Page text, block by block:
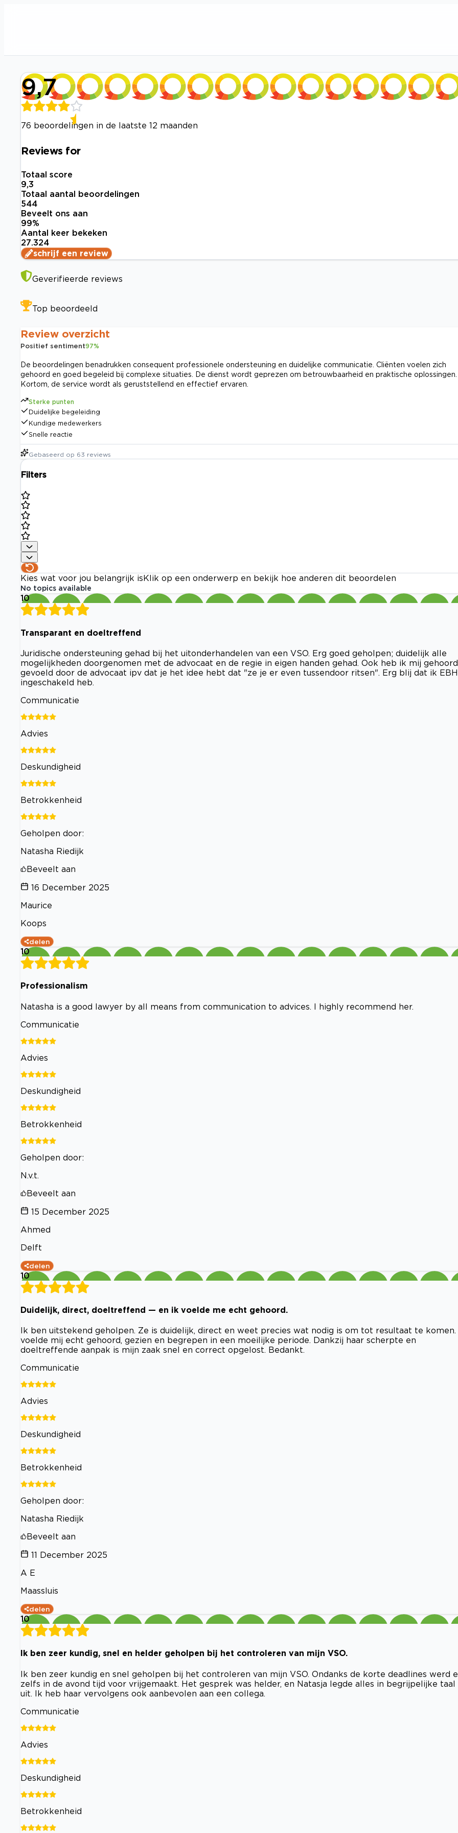
9,7
76 beoordelingen in de laatste 12 maanden
Reviews for
Totaal score
9,3
Totaal aantal beoordelingen
544
Beveelt ons aan
99%
Aantal keer bekeken
27.324
schrijf een review
Geverifieerde reviews
Top beoordeeld
Review overzicht
Positief sentiment97%
De beoordelingen benadrukken consequent professionele ondersteuning en duidelijke communicatie. Cliënten voelen zich
gehoord en goed begeleid bij complexe situaties. De dienst wordt geprezen om betrouwbaarheid en praktische oplossingen.
Kortom, de service wordt als geruststellend en effectief ervaren.
Sterke punten
Duidelijke begeleiding
Kundige medewerkers
Snelle reactie
Gebaseerd op 63 reviews
Filters
Kies wat voor jou belangrijk is Klik op een onderwerp en bekijk hoe anderen dit beoordelen
No topics available
10
Transparant en doeltreffend
Juridische ondersteuning gehad bij het uitonderhandelen van een VSO. Erg goed geholpen; duidelijk alle
mogelijkheden doorgenomen met de advocaat en de regie in eigen handen gehad. Ook heb ik mij gehoord
gevoeld door de advocaat ipv dat je het idee hebt dat "ze je er even tussendoor ritsen". Erg blij dat ik EBH
ingeschakeld heb.
Communicatie
Advies
Deskundigheid
Betrokkenheid
Geholpen door:
Natasha Riedijk
Beveelt aan
16 December 2025
Maurice
Koops
delen
10
Professionalism
Natasha is a good lawyer by all means from communication to advices. I highly recommend her.
Communicatie
Advies
Deskundigheid
Betrokkenheid
Geholpen door:
N.v.t.
Beveelt aan
15 December 2025
Ahmed
Delft
delen
10
Duidelijk, direct, doeltreffend — en ik voelde me echt gehoord.
Ik ben uitstekend geholpen. Ze is duidelijk, direct en weet precies wat nodig is om tot resultaat te komen.
voelde mij echt gehoord, gezien en begrepen in een moeilijke periode. Dankzij haar scherpte en
doeltreffende aanpak is mijn zaak snel en correct opgelost. Bedankt.
Communicatie
Advies
Deskundigheid
Betrokkenheid
Geholpen door:
Natasha Riedijk
Beveelt aan
11 December 2025
A E
Maassluis
delen
10
Ik ben zeer kundig, snel en helder geholpen bij het controleren van mijn VSO.
Ik ben zeer kundig en snel geholpen bij het controleren van mijn VSO. Ondanks de korte deadlines werd
zelfs in de avond tijd voor vrijgemaakt. Het gesprek was helder, en Natasja legde alles in begrijpelijke taal
uit. Ik heb haar vervolgens ook aanbevolen aan een collega.
Communicatie
Advies
Deskundigheid
Betrokkenheid